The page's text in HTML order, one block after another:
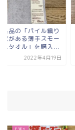
チナのプレピー万年
買ってみました！書
すい万年筆です！
2019年1月24日